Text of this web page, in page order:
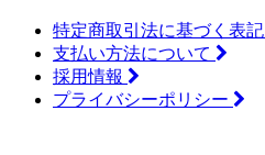
特定商取引法に基づく表記
支払い方法について
採用情報
プライバシーポリシー